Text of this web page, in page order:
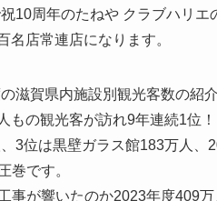
10周年のたねや クラブハリエ
名店常連店になります。
滋賀県内施設別観光客数の紹
もの観光客が訪れ9年連続1位
3位は黒壁ガラス館183万人
巻です。
事が響いたのか2023年度409万